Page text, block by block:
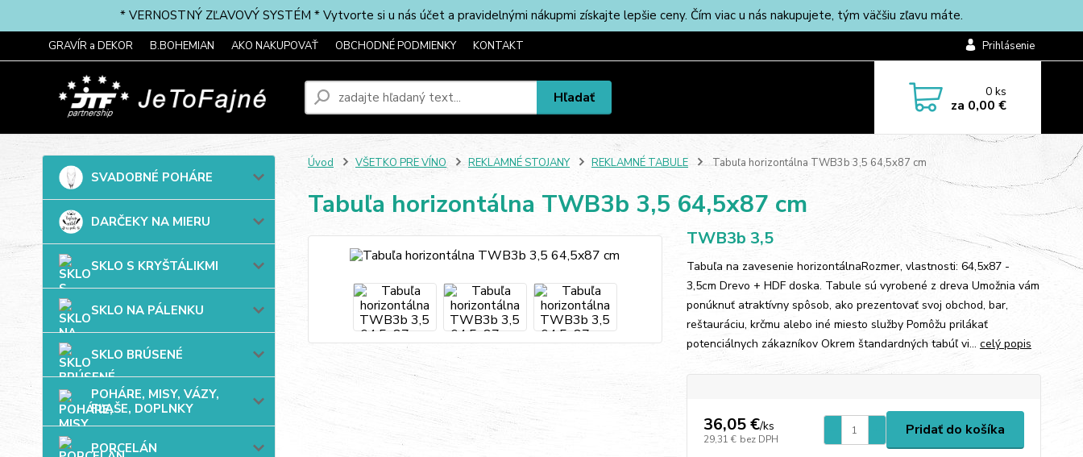
* VERNOSTNÝ ZĽAVOVÝ SYSTÉM * Vytvorte si u nás účet a pravidelnými nákupmi získajte lepšie ceny. Čím viac u nás nakupujete, tým väčšiu zľavu máte.
GRAVÍR a DEKOR B.BOHEMIAN AKO NAKUPOVAŤ OBCHODNÉ PODMIENKY KONTAKT Prihlásenie
Hľadať 0ks
za 0,00 €
SVADOBNÉ POHÁRE
DARČEKY NA MIERU
SKLO S KRYŠTÁLIKMI
SKLO NA PÁLENKU
SKLO BRÚSENÉ
POHÁRE, MISY, VÁZY,
FĽAŠE, DOPLNKY
PORCELÁN
Úvod VŠETKO PRE VÍNO REKLAMNÉ STOJANY REKLAMNÉ TABULE Tabuľa horizontálna TWB3b 3,5 64,5x87 cm
Tabuľa horizontálna TWB3b 3,5 64,5x87 cm
TWB3b 3,5
Tabuľa na zavesenie horizontálnaRozmer, vlastnosti: 64,5x87 -
3,5cm Drevo + HDF doska. Tabule sú vyrobené z dreva Umožnia vám
ponúknuť atraktívny spôsob, ako prezentovať svoj obchod, bar,
reštauráciu, krčmu alebo iné miesto služby Pomôžu prilákať
potenciálnych zákazníkov Okrem štandardných tabúľ vi... celý popis
36,05 €/ks
29,31 € bez DPH
Pridať do košíka